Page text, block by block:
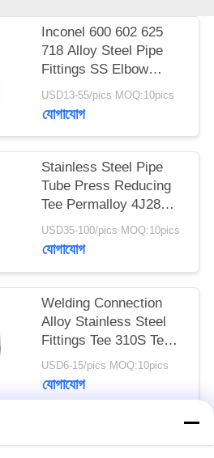
Inconel 600 602 625
718 Alloy Steel Pipe
Fittings SS Elbow
Reducer Tee Cap
USD13-55/pics MOQ:10pics
যোগাযোগ
Stainless Steel Pipe
Tube Press Reducing
Tee Permalloy 4J28
Tee SGS Certification
USD35-100/pics MOQ:10pics
যোগাযোগ
Welding Connection
Alloy Stainless Steel
Fittings Tee 310S Tee
Round Head Code
USD6-15/pics MOQ:10pics
যোগাযোগ